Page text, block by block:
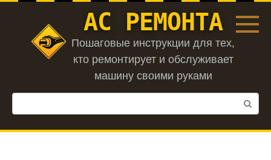
Перейти
АС РЕМОНТА
Пошаговые инструкции для тех,
кто ремонтирует и обслуживает
машину своими руками
Поиск: